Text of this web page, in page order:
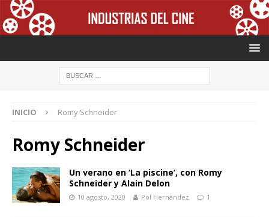
INICIO Romy Schneider
Romy Schneider
Un verano en ‘La piscine’, con Romy
Schneider y Alain Delon
10 agosto, 2020 Pol Hernàndez 1